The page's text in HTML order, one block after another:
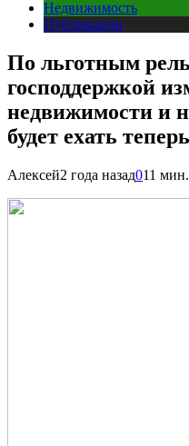
Недвижимость
Публикации
По льготным
господдержкой
недвижимости и
будет ехать теперь
Алексей2 года назад011 мин.